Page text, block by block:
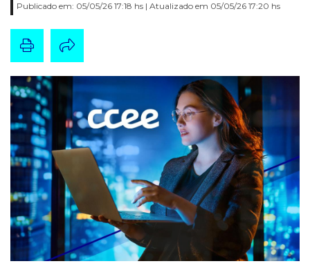
Publicado em: 05/05/26 17:18 hs | Atualizado em 05/05/26 17:20 hs